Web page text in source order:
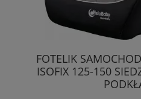
FOTELIK
ISOFIX 125-150